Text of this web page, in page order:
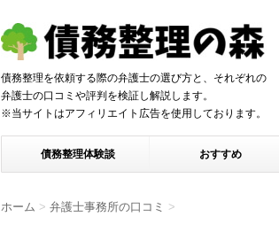
債務整理を依頼する際の弁護士の選び方と、それぞれの
弁護士の口コミや評判を検証し解説します。
※当サイトはアフィリエイト広告を使用しております。
債務整理体験談 おすすめ
ホーム > 弁護士事務所の口コミ >